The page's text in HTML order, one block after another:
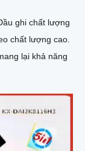
ghi chất lượng
chất lượng cao.
lại khả năng